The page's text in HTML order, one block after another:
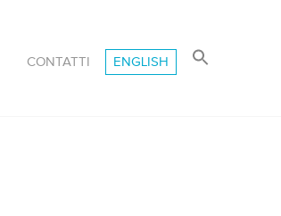
CONTATTI ENGLISH